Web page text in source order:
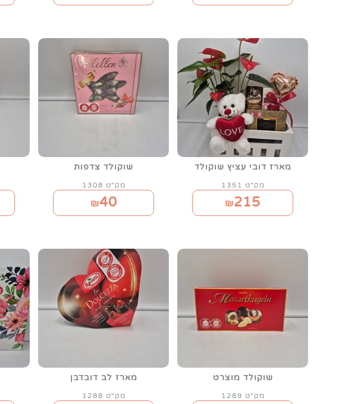
מארז דובי עציץ שוקולד
מק"ט 1351
₪215
שוקולד צדפות
מק"ט 1308
₪40
שוקולד מוצרט
מק"ט 1289
מארז לב דובדבן
מק"ט 1288